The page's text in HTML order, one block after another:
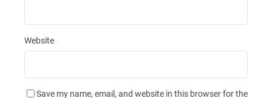
Website
Save my name, email, and website in this browser for the